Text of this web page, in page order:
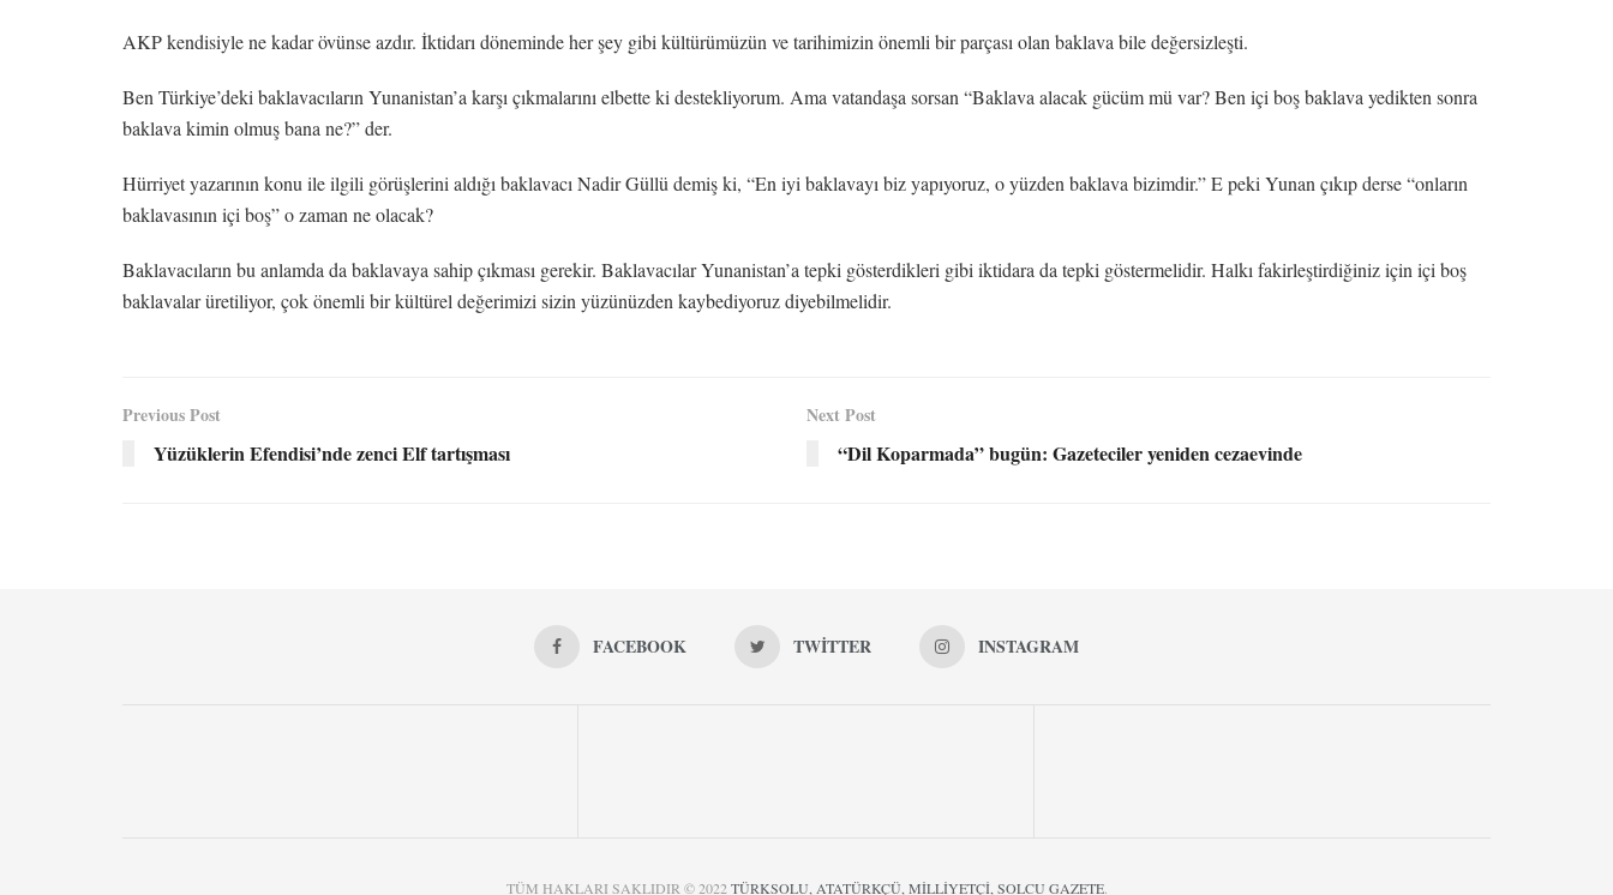
AKP kendisiyle ne kadar övünse azdır. İktidarı döneminde her şey gibi kültürümüzün ve tarihimizin önemli bir parçası olan baklava bile değersizleşti.
Ben Türkiye’deki baklavacıların Yunanistan’a karşı çıkmalarını elbette ki destekliyorum. Ama vatandaşa sorsan “Baklava alacak gücüm mü var? Ben içi boş baklava yedikten sonra
baklava kimin olmuş bana ne?” der.
Hürriyet yazarının konu ile ilgili görüşlerini aldığı baklavacı Nadir Güllü demiş ki, “En iyi baklavayı biz yapıyoruz, o yüzden baklava bizimdir.” E peki Yunan çıkıp derse “onların
baklavasının içi boş” o zaman ne olacak?
Baklavacıların bu anlamda da baklavaya sahip çıkması gerekir. Baklavacılar Yunanistan’a tepki gösterdikleri gibi iktidara da tepki göstermelidir. Halkı fakirleştirdiğiniz için içi boş
baklavalar üretiliyor, çok önemli bir kültürel değerimizi sizin yüzünüzden kaybediyoruz diyebilmelidir.
Previous Post
Yüzüklerin Efendisi’nde zenci Elf tartışması
Next Post
“Dil Koparmada” bugün: Gazeteciler yeniden cezaevinde
FACEBOOK TWITTER INSTAGRAM
TÜM HAKLARI SAKLIDIR © 2022 TÜRKSOLU, ATATÜRKÇÜ, MİLLİYETÇİ, SOLCU GAZETE.